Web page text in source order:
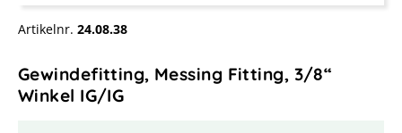
Artikelnr. 24.08.38
Gewindefitting, Messing Fitting, 3/8“
Winkel IG/IG